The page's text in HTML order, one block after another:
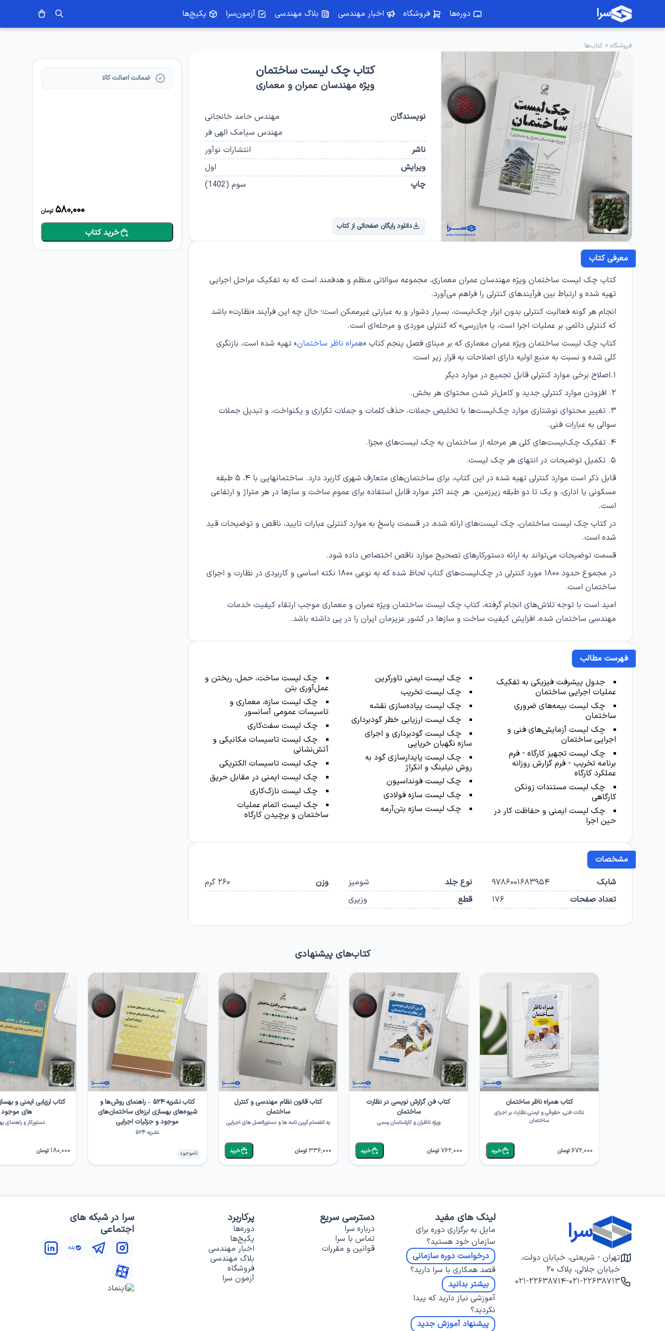
سرا دوره‌ها فروشگاه اخبار مهندسی بلاگ مهندسی آزمون‌سرا پکیج‌ها
فروشگاه >کتاب‌ها
کتاب چک لیست ساختمان
ویژه مهندسان عمران و معماری
نویسندگان
مهندس حامد خانجانی
مهندس سیامک الهی فر
ناشر
انتشارات نوآور
ویرایش
اول
چاپ
سوم (
1402
)
دانلود رایگان صفحاتی از کتاب
معرفی کتاب
کتاب چک لیست ساختمان ویژه مهندسان عمران معماری، مجموعه سوالاتی منظم و هدفمند است که به تفکیک مراحل اجرایی
تهیه شده و ارتباط بین فرآیند‌های کنترلی را فراهم می‌آورد.
انجام هر گونه فعالیت کنترلی بدون ابزار چک‌لیست، بسیار دشوار و به عبارتی غیرممکن است؛ حال چه این فرآیند «نظارت» باشد
که کنترلی دائمی بر عملیات اجرا است، یا «بازرسی» که کنترلی موردی و مرحله‌ای است.
کتاب چک لیست ساختمان ویژه عمران معماری که بر مبنای فصل پنجم کتاب «همراه ناظر ساختمان» تهیه شده است، بازنگری
کلی شده و نسبت به منبع اولیه دارای اصلاحات به قرار زیر است:
۱.اصلاح برخی موارد کنترلی قابل تجمیع در موارد دیگر
۲. افزودن موارد کنترلی جدید و کامل‌­تر شدن محتوای هر بخش.
۳. تغییر محتوای نوشتاری موارد چک‌­لیست­‌ها با تخلیص جملات، حذف کلمات و جملات تکراری و یکنواخت، و تبدیل جملات
سوالی به عبارات فنی.
۴. تفکیک چک­‌لیست‌­های کلی هر مرحله از ساختمان به چک ­لیست‌­های مجزا.
۵. تکمیل توضیحات در انتهای هر چک ­لیست.
قابل ذکر است موارد کنترلی تهیه­ شده در این کتاب، برای ساختمان­‌های متعارف شهری کاربرد دارد. ساختمان­هایی با ۴، ۵ طبقه
مسکونی یا اداری، و یک تا دو طبقه زیرزمین. هر چند اکثر موارد قابل استفاده برای عموم ساخت­ و­ سازها در هر متراژ و ارتفاعی
است.
در کتاب چک لیست ساختمان، چک­ لیست­‌های ارائه­ شده، در قسمت پاسخ به موارد کنترلی عبارات تایید، ناقص و توضیحات قید
شده است.
قسمت توضیحات می‌­تواند به ارائه دستورکارهای تصحیح موارد ناقص اختصاص داده شود.
در مجموع حدود ۱۸۰۰ مورد کنترلی در چک‌‎لیست‎‌‌های کتاب لحاظ شده که به نوعی ۱۸۰۰ نکته اساسی و کاربردی در نظارت و اجرای
ساختمان است.
امید است با توجه تلاش‌های انجام گرفته، کتاب چک لیست ساختمان ویژه عمران و معماری موجب ارتقاء کیفیت خدمات
مهندسی ساختمان شده، افزایش کیفیت ساخت­ و­ سازها در کشور عزیزمان ایران را در پی داشته باشد.
فهرست مطالب
جدول پیشرفت فیزیکی به تفکیک
عملیات اجرایی ساختمان
چک‌ لیست بیمه‌های ضروری
ساختمان
چک ليست آزمایش‌های فنی و
اجرایی ساختمان
چک ليست تجهیز کارگاه - فرم
برنامه تخريب - فرم گزارش روزانه
عملکرد کارگاه
چک لیست مستندات زونکن
کارگاهی
چک‌ لیست ایمنی و حفاظت کار در
حین اجرا
چک‌ لیست ایمنی تاورکرین
چک‌ لیست تخریب
چک‌ لیست پیاده‌سازی نقشه
چک‌ لیست ارزیابی خطر گودبرداری
چک‌ لیست گودبرداری و اجرای
سازه نگهبان خرپایی
چک‌ لیست پایدارسازی گود به
روش نیلینگ و انکراژ
چک‌ لیست فونداسیون
چک‌ لیست سازه فولادی
چک‌ لیست سازه بتن‌آرمه
چک‌ لیست ساخت، حمل، ریختن و
عمل‌آوری بتن
چک‌ لیست سازه، معماری و
تاسیسات عمومی آسانسور
چک‌ لیست سفت‌كاری
چک‌ لیست تاسیسات مکانیکی و
آتش‌نشانی
چک‌ لیست تاسیسات الکتریکی
چک‌ لیست ایمنی در مقابل حریق
چک‌ لیست نازک‌كاری
چک‌ لیست اتمام عملیات
ساختمان و برچیدن کارگاه
مشخصات
شابک
9786001683954
تعداد صفحات
176
نوع جلد
شومیز
قطع
وزیری
وزن 260 گرم
ضمانت اصالت کالا
580,000 تومان
خرید کتاب
کتاب‌های پیشنهادی
کتاب همراه ناظر ساختمان
نکات فنی، حقوقی و ایمنی نظارت بر اجرای
ساختمان
672,000 تومان خرید
کتاب فن گزارش نویسی در نظارت
ساختمان
ویژه ناظران و کارشناسان رسمی
762,000 تومان خرید
کتاب قانون نظام مهندسی و کنترل
ساختمان
به انضمام آیین نامه ها و دستورالعمل های اجرایی
336,000 تومان خرید
کتاب نشریه ۵۲۴ – راهنمای روش‌ها و
شیوه‌های بهسازی لرزه‌ای ساختمان‌های
موجود و جزئیات اجرایی
نشریه ۵۲۴
ناموجود
کتاب ارزیابی ایمنی و
های موجود
دستورکار و راهنمای
180,000 تومان
سرا
تهران - شریعتی، خیابان دولت،
خیابان جلالی، پلاک ۲۰
۰۲۱-۲۲۶۳۸۷۱۳-۰۲۱-۲۲۶۳۸۷۱۴
لینک های مفید
مایل به برگزاری دوره برای
سازمان خود هستید؟
درخواست دوره سازمانی
قصد همکاری با سرا دارید؟
بیشتر بدانید
آموزشی نیاز دارید که پیدا
نکردید؟
پیشنهاد آموزش جدید
دسترسی سریع
درباره سرا
تماس با سرا
قوانین و مقررات
پرکاربرد
دوره‌ها
پکیج‌ها
اخبار مهندسی
بلاگ مهندسی
فروشگاه
آزمون سرا
سرا در شبکه های
اجتماعی